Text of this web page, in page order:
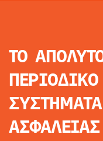
ΤΟ
ΠΕΡΙΟΔΙΚΟ
ΣΥΣΤΗΜΑΤΑ
ΑΣΦΑΛΕΙΑΣ